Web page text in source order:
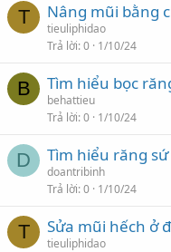
T Nâng mũi bằng
tieuliphidao
Trả lời 0 1/10/24
B Tìm hiểu bọc
behattieu
Trả lời 0 1/10/24
D Tìm hiểu răng
doantribinh
Trả lời 0 1/10/24
T Sửa mũi hếch ở
tieuliphidao